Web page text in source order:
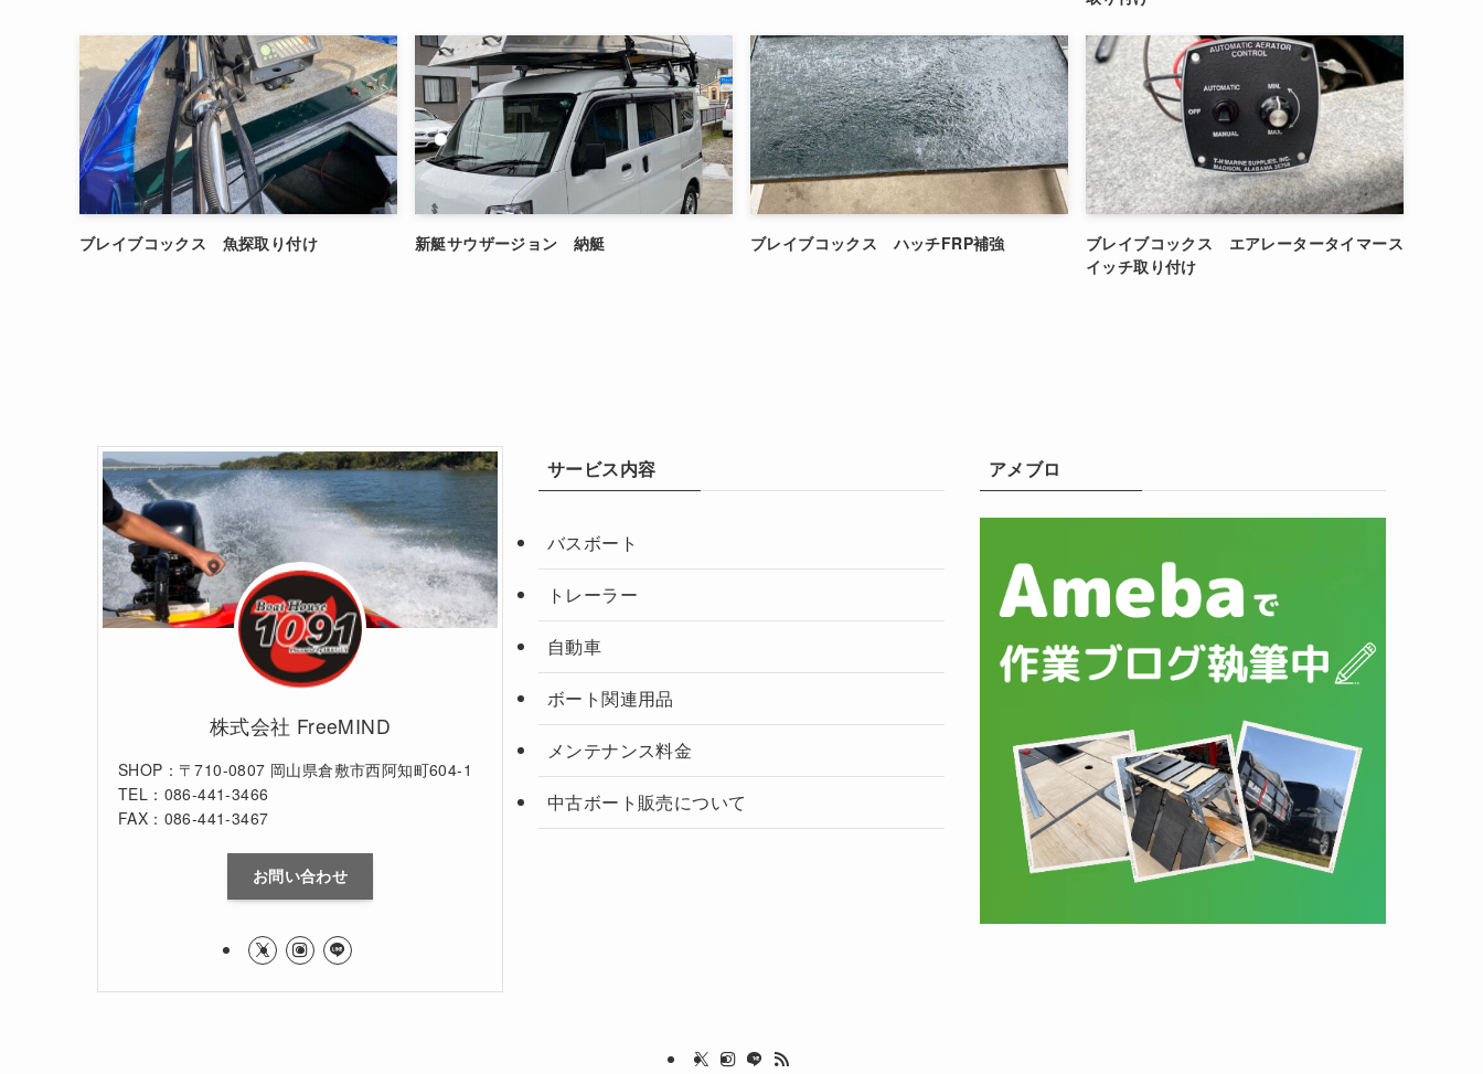
ブレイブコックス 魚探取り付け 新艇サウザージョン 納艇 ブレイブコックス ハッチFRP補強
ブレイブコックス エアレータータイマース
イッチ取り付け
株式会社 FreeMIND
SHOP：〒710-0807 岡山県倉敷市西阿知町604-1
TEL：086-441-3466
FAX：086-441-3467
お問い合わせ
サービス内容
バスボート
トレーラー
自動車
ボート関連用品
メンテナンス料金
中古ボート販売について
アメブロ